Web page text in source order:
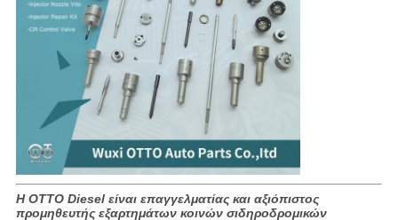
Η OTTO Diesel είναι επαγγελματίας και αξιόπιστος
προμηθευτής εξαρτημάτων κοινών σιδηροδρομικών